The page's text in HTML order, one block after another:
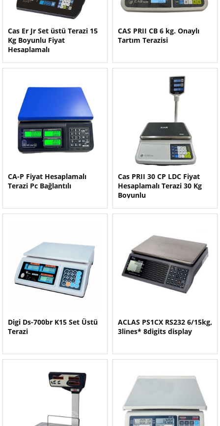
Cas Er Jr Set üstü Terazi 15
Kg Boyunlu Fiyat
Hesaplamalı
CAS PRII CB 6 kg. Onaylı
Tartım Terazisi
CA-P Fiyat Hesaplamalı
Terazi Pc Bağlantılı
Cas PRII 30 CP LDC Fiyat
Hesaplamalı Terazi 30 Kg
Boyunlu
Digi Ds-700br K15 Set Üstü
Terazi
ACLAS PS1CX RS232 6/15kg,
3lines* 8digits display